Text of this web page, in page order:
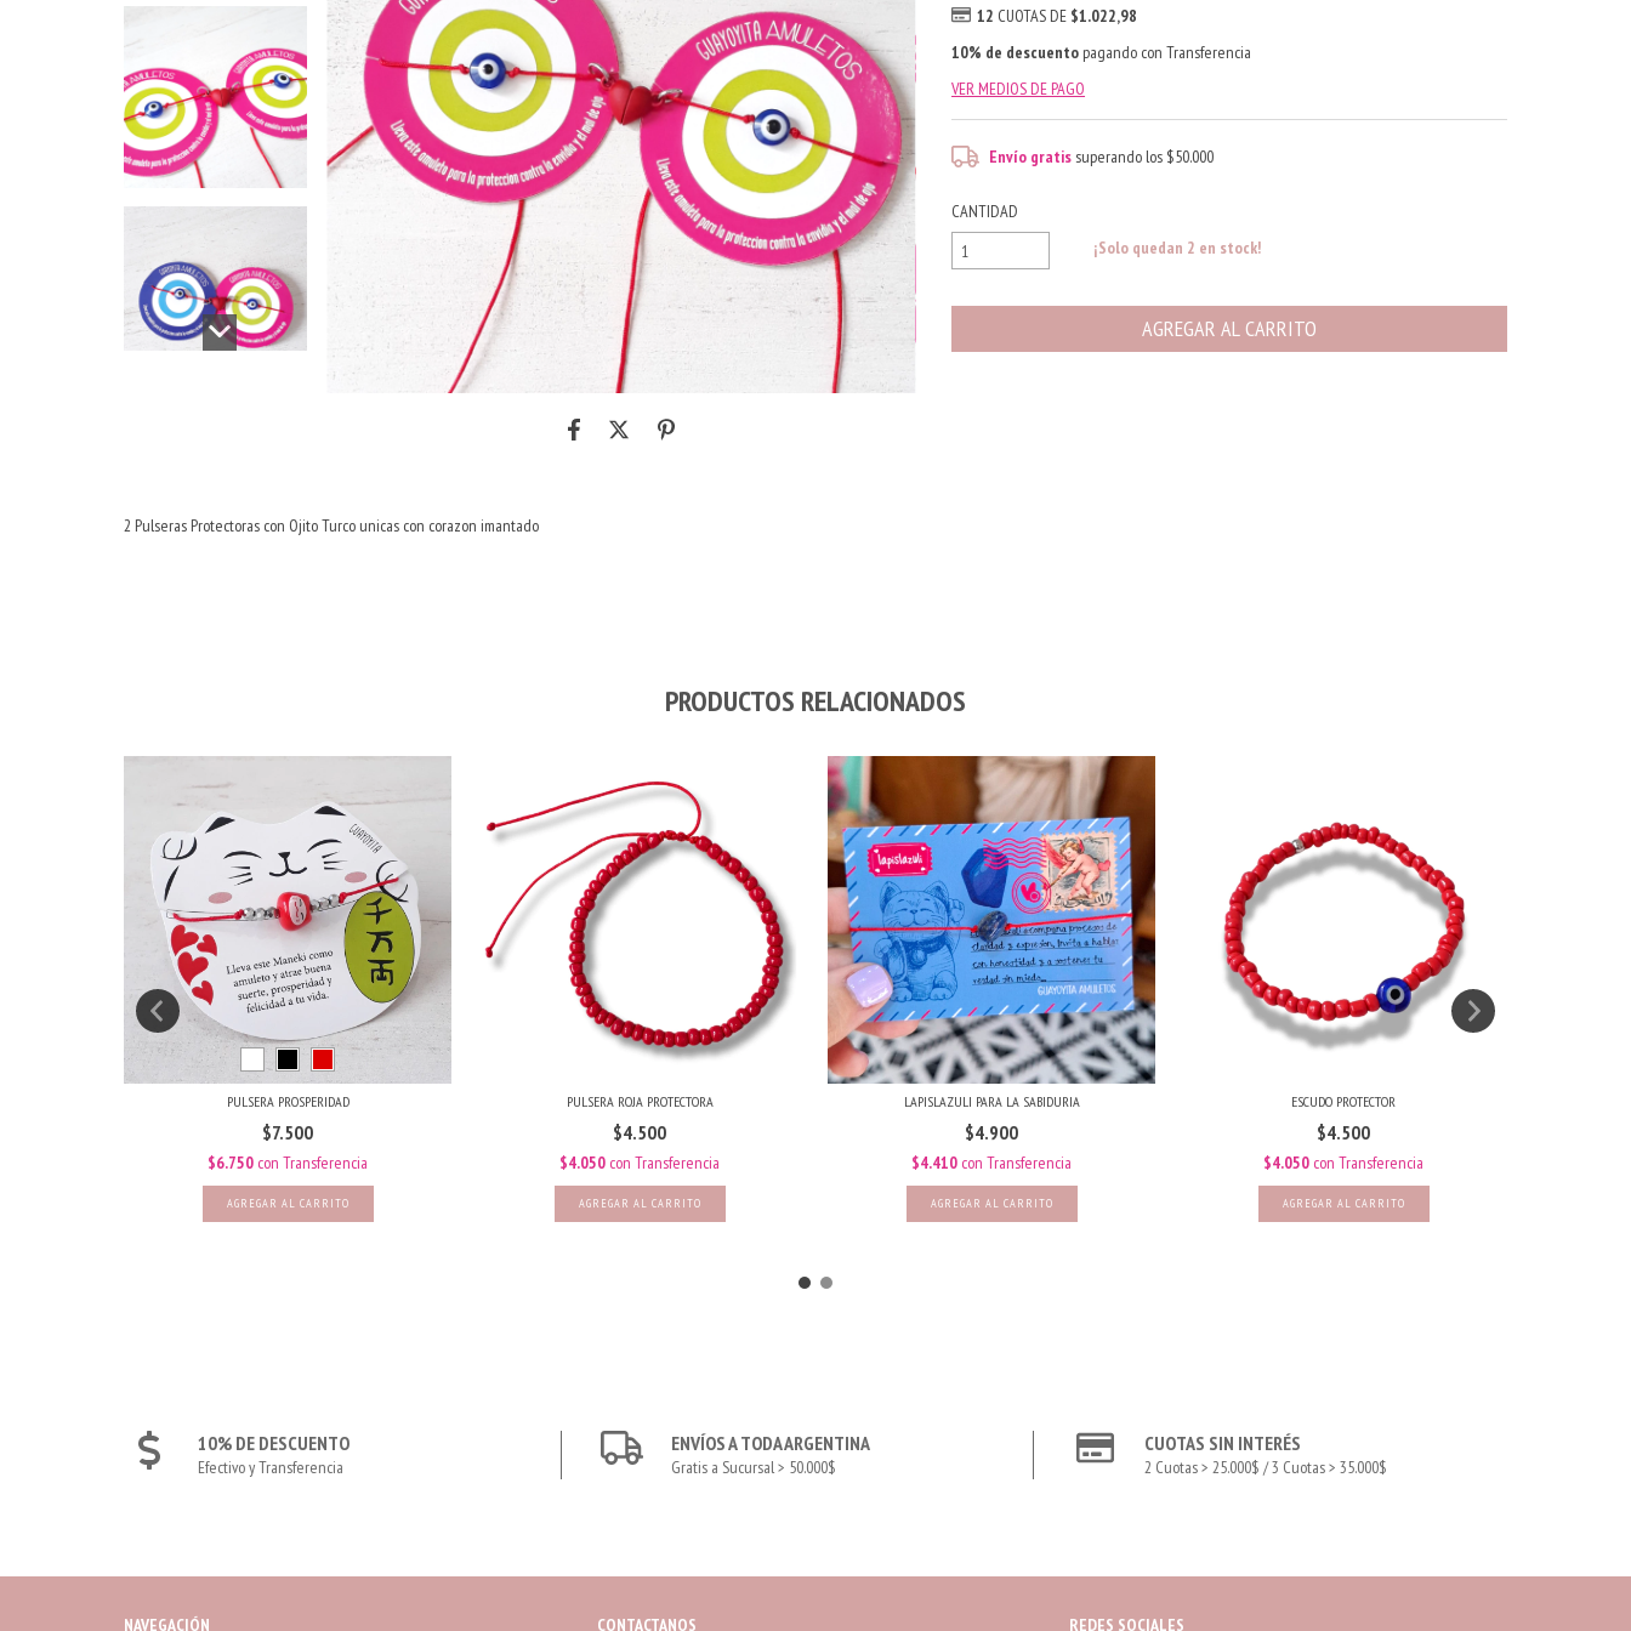
2 Pulseras Protectoras con Ojito Turco unicas con corazon imantado
12 CUOTAS DE $1.022,98
10% de descuento pagando con Transferencia
VER MEDIOS DE PAGO
Envío gratis superando los $50.000
CANTIDAD
¡Solo quedan 2 en stock!
PRODUCTOS RELACIONADOS
PULSERA PROSPERIDAD
$7.500
$6.750 con Transferencia
AGREGAR AL CARRITO
PULSERA ROJA PROTECTORA
$4.500
$4.050 con Transferencia
LAPISLAZULI PARA LA SABIDURIA
$4.900
$4.410 con Transferencia
ESCUDO PROTECTOR
$4.500
$4.050 con Transferencia
10% DE DESCUENTO
Efectivo y Transferencia
ENVÍOS A TODA ARGENTINA
Gratis a Sucursal > 50.000$
CUOTAS SIN INTERÉS
2 Cuotas > 25.000$ / 3 Cuotas > 35.000$
NAVEGACIÓN CONTACTANOS REDES SOCIALES